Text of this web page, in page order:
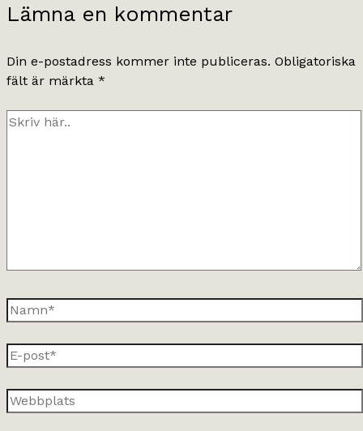
Lämna en kommentar
Din e-postadress kommer inte publiceras. Obligatoriska
fält är märkta *
Skriv
Namn*
E-
post*
Webbplats